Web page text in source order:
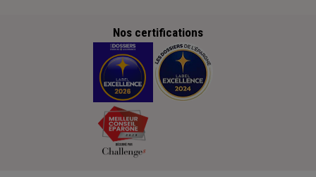
Nos certifications